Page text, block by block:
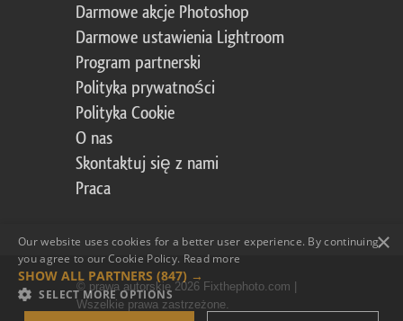
Darmowe akcje Photoshop
Darmowe ustawienia Lightroom
Program partnerski
Polityka prywatności
Polityka Cookie
O nas
Skontaktuj się z nami
Praca
© prawa autorskie 2026 Fixthephoto.com |
Wszelkie prawa zastrzeżone.
×
Our website uses cookies for a better user experience. By continuing,
you agree to our Cookie Policy. Read more
SHOW ALL PARTNERS (847) →
SELECT MORE OPTIONS